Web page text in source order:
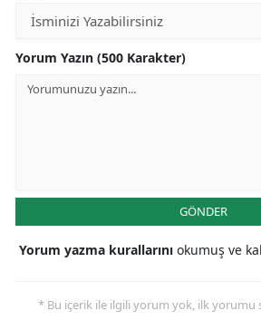
Yorum Yazın (500 Karakter)
GÖNDER
Yorum yazma kurallarını okumuş ve
* Bu içerik ile ilgili yorum yok, ilk yorumu